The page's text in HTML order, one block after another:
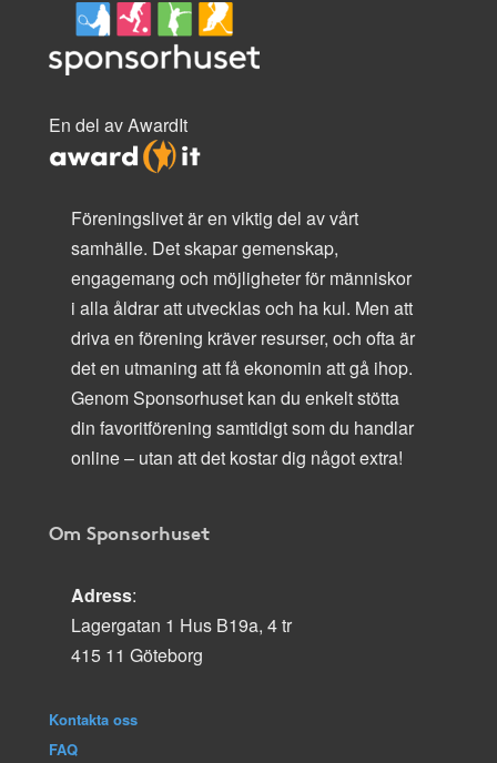
En del av AwardIt
Föreningslivet är en viktig del av vårt
samhälle. Det skapar gemenskap,
engagemang och möjligheter för människor
i alla åldrar att utvecklas och ha kul. Men att
driva en förening kräver resurser, och ofta är
det en utmaning att få ekonomin att gå ihop.
Genom Sponsorhuset kan du enkelt stötta
din favoritförening samtidigt som du handlar
online – utan att det kostar dig något extra!
Om Sponsorhuset
Adress:
Lagergatan 1 Hus B19a, 4 tr
415 11 Göteborg
Kontakta oss
FAQ